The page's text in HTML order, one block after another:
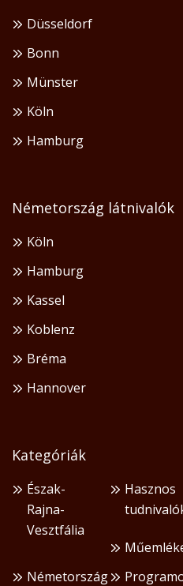
Düsseldorf
Bonn
Münster
Köln
Hamburg
Németország látnivalók
Köln
Hamburg
Kassel
Koblenz
Bréma
Hannover
Kategóriák
Észak-
Rajna-
Vesztfália
Hasznos
Németország